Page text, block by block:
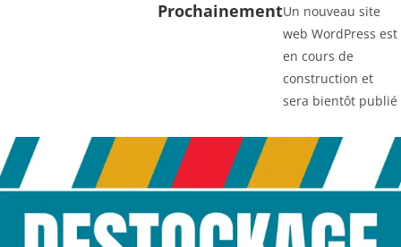
ProchainementUn nouveau site
web WordPress est
en cours de
construction et
sera bientôt publié